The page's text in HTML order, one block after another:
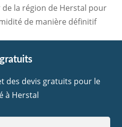
la région de Herstal pour
de manière définitif
des devis gratuits pour le
à Herstal